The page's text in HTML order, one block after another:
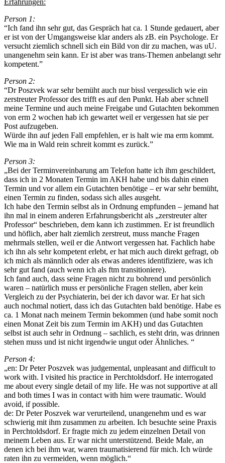
Person 1:
“Ich fand ihn sehr gut, das Gespräch hat ca. 1 Stunde gedauert, aber
er ist von der Umgangsweise klar anders als zB. ein Psychologe. Er
versucht ziemlich schnell sich ein Bild von dir zu machen, was uU.
unangenehm sein kann. Er ist aber was trans-Themen anbelangt sehr
kompetent.”
Person 2:
“Dr Poszvek war sehr bemüht auch nur bissl vergesslich wie ein
zerstreuter Professor des trifft es auf den Punkt. Hab aber schnell
meine Termine und auch meine Freigabe und Gutachten bekommen
von erm 2 wochen hab ich gewartet weil er vergessen hat sie per
Post aufzugeben.
Würde ihn auf jeden Fall empfehlen, er is halt wie ma erm kommt.
Wie ma in Wald rein schreit kommt es zurück.”
Person 3:
„Bei der Terminvereinbarung am Telefon hatte ich ihm geschildert,
dass ich in 2 Monaten Termin im AKH habe und bis dahin einen
Termin und vor allem ein Gutachten benötige – er war sehr bemüht,
einen Termin zu finden, sodass sich alles ausgeht.
Ich habe den Termin selbst als in Ordnung empfunden – jemand hat
ihn mal in einem anderen Erfahrungsbericht als „zerstreuter alter
Professor“ beschrieben, dem kann ich zustimmen. Er ist freundlich
und höflich, aber halt ziemlich zerstreut, muss manche Fragen
mehrmals stellen, weil er die Antwort vergessen hat. Fachlich habe
ich ihn als sehr kompetent erlebt, er hat mich auch direkt gefragt, ob
ich mich als männlich oder als etwas anderes identifiziere, was ich
sehr gut fand (auch wenn ich als ftm transitioniere).
Ich fand auch, dass seine Fragen nicht zu bohrend und persönlich
waren – natürlich muss er persönliche Fragen stellen, aber kein
Vergleich zu der Psychiaterin, bei der ich davor war. Er hat sich
auch nochmal notiert, dass ich das Gutachten bald benötige. Habe es
ca. 1 Monat nach meinem Termin bekommen (und habe somit noch
einen Monat Zeit bis zum Termin im AKH) und das Gutachten
selbst ist auch sehr in Ordnung – sachlich, es steht drin, was drinnen
stehen muss und ist nicht irgendwie ungut oder Ähnliches. “
Person 4:
„en: Dr Peter Poszvek was judgemental, unpleasant and difficult to
work with. I visited his practice in Perchtoldsdorf. He interrogated
me about every single detail of my life. He was not supportive at all
and both times I was in contact with him were traumatic. Would
avoid, if possible.
de: Dr Peter Poszvek war verurteilend, unangenehm und es war
schwierig mit ihm zusammen zu arbeiten. Ich besuchte seine Praxis
in Perchtoldsdorf. Er fragte mich zu jedem einzelnen Detail von
meinem Leben aus. Er war nicht unterstützend. Beide Male, an
denen ich bei ihm war, waren traumatisierend für mich. Ich würde
raten ihn zu vermeiden, wenn möglich.“